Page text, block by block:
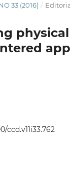
33 (2016) /
ccd.v11i33.762